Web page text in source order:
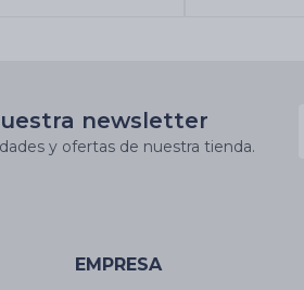
newsletter
y ofertas de nuestra tienda.
EMPRESA